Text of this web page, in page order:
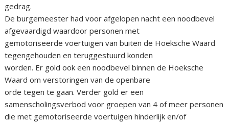
gedrag.
De burgemeester had voor afgelopen nacht een noodbevel
afgevaardigd waardoor personen met
gemotoriseerde voertuigen van buiten de Hoeksche Waard
tegengehouden en teruggestuurd konden
worden. Er gold ook een noodbevel binnen de Hoeksche
Waard om verstoringen van de openbare
orde tegen te gaan. Verder gold er een
samenscholingsverbod voor groepen van 4 of meer personen
die met gemotoriseerde voertuigen hinderlijk en/of